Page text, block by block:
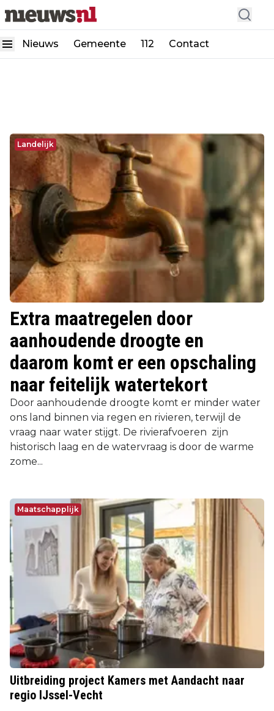
Nieuws Gemeente 112 Contact
Landelijk
Extra maatregelen door
aanhoudende droogte en
daarom komt er een opschaling
naar feitelijk watertekort
Door aanhoudende droogte komt er minder water
ons land binnen via regen en rivieren, terwijl de
vraag naar water stijgt. De rivierafvoeren zijn
historisch laag en de watervraag is door de warme
zome...
Maatschapplijk
Uitbreiding project Kamers met Aandacht naar
regio IJssel-Vecht